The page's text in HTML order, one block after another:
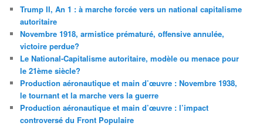
Trump II, An 1 : à marche forcée vers un national capitalisme
autoritaire
Novembre 1918, armistice prématuré, offensive annulée,
victoire perdue?
Le National-Capitalisme autoritaire, modèle ou menace pour
le 21ème siècle?
Production aéronautique et main d’œuvre : Novembre 1938,
le tournant et la marche vers la guerre
Production aéronautique et main d’œuvre : l’impact
controversé du Front Populaire